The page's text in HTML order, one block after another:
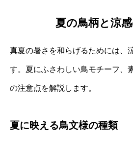
夏の鳥柄と涼
真夏の暑さを和らげるためには、
す。夏にふさわしい鳥モチーフ、
の注意点を解説します。
夏に映える鳥文様の種類